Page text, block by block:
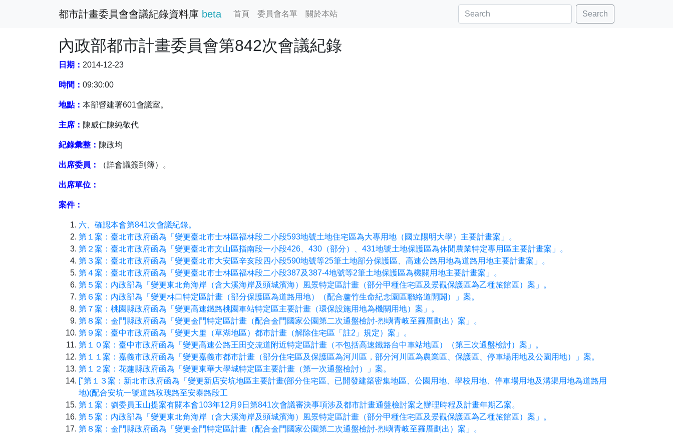
都市計畫委員會會議紀錄資料庫 beta 首頁 委員會名單 關於本站 Search
內政部都市計畫委員會第842次會議紀錄
日期： 2014-12-23
時間： 09:30:00
地點： 本部營建署601會議室。
主席： 陳威仁陳純敬代
紀錄彙整： 陳政均
出席委員： （詳會議簽到簿）。
出席單位：
案件：
六、確認本會第841次會議紀錄。
第１案：臺北市政府函為「變更臺北市士林區福林段二小段593地號土地住宅區為大專用地（國立陽明大學）主要計畫案」。
第２案：臺北市政府函為「變更臺北市文山區指南段一小段426、430（部分）、431地號土地保護區為休閒農業特定專用區主要計畫案」。
第３案：臺北市政府函為「變更臺北市大安區辛亥段四小段590地號等25筆土地部分保護區、高速公路用地為道路用地主要計畫案」。
第４案：臺北市政府函為「變更臺北市士林區福林段二小段387及387-4地號等2筆土地保護區為機關用地主要計畫案」。
第５案：內政部為「變更東北角海岸（含大溪海岸及頭城濱海）風景特定區計畫（部分甲種住宅區及景觀保護區為乙種旅館區）案」。
第６案：內政部為「變更林口特定區計畫（部分保護區為道路用地）（配合蘆竹生命紀念園區聯絡道開闢）」案。
第７案：桃園縣政府函為「變更高速鐵路桃園車站特定區主要計畫（環保設施用地為機關用地）案」。
第８案：金門縣政府函為「變更金門特定區計畫（配合金門國家公園第二次通盤檢討-烈嶼青岐至羅厝劃出）案」。
第９案：臺中市政府函為「變更大里（草湖地區）都市計畫（解除住宅區「註2」規定）案」。
第１０案：臺中市政府函為「變更高速公路王田交流道附近特定區計畫（不包括高速鐵路台中車站地區）（第三次通盤檢討）案」。
第１１案：嘉義市政府函為「變更嘉義市都市計畫（部分住宅區及保護區為河川區，部分河川區為農業區、保護區、停車場用地及公園用地）」案。
第１２案：花蓮縣政府函為「變更東華大學城特定區主要計畫（第一次通盤檢討）」案。
["第１３案：新北市政府函為「變更新店安坑地區主要計畫(部分住宅區、已開發建築密集地區、公園用地、學校用地、停車場用地及溝渠用地為道路用
地)(配合安坑一號道路玫瑰路至安泰路段工
第１案：劉委員玉山提案有關本會103年12月9日第841次會議審決事項涉及都市計畫通盤檢討案之辦理時程及計畫年期乙案。
第５案：內政部為「變更東北角海岸（含大溪海岸及頭城濱海）風景特定區計畫（部分甲種住宅區及景觀保護區為乙種旅館區）案」。
第８案：金門縣政府函為「變更金門特定區計畫（配合金門國家公園第二次通盤檢討-烈嶼青岐至羅厝劃出）案」。